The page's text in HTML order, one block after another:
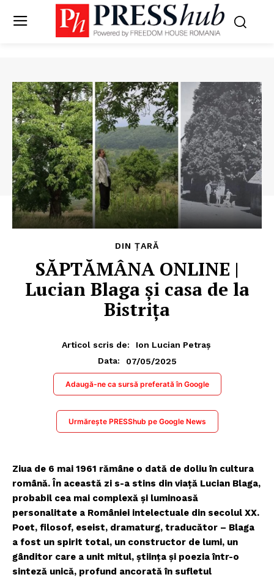
DIN ȚARĂ
SĂPTĂMÂNA ONLINE |
Lucian Blaga și casa de la
Bistrița
Articol scris de:
Ion Lucian Petraș
Data:
07/05/2025
Adaugă-ne ca sursă preferată în Google
Urmărește PRESShub pe Google News
Ziua de 6 mai 1961 rămâne o dată de doliu în cultura
română. În această zi s-a stins din viață Lucian Blaga,
probabil cea mai complexă și luminoasă
personalitate a României intelectuale din secolul XX.
Poet, filosof, eseist, dramaturg, traducător – Blaga
a fost un spirit total, un constructor de lumi, un
gânditor care a unit mitul, știința și poezia într-o
sinteză unică, profund ancorată în sufletul